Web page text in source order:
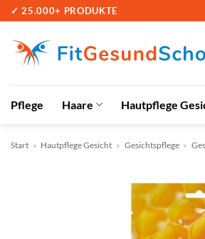
Zum
springen
✓ 25.000+ PRODUKTE
Pflege Haare Hautpflege
Start » Hautpflege Gesicht » Gesichtspflege »